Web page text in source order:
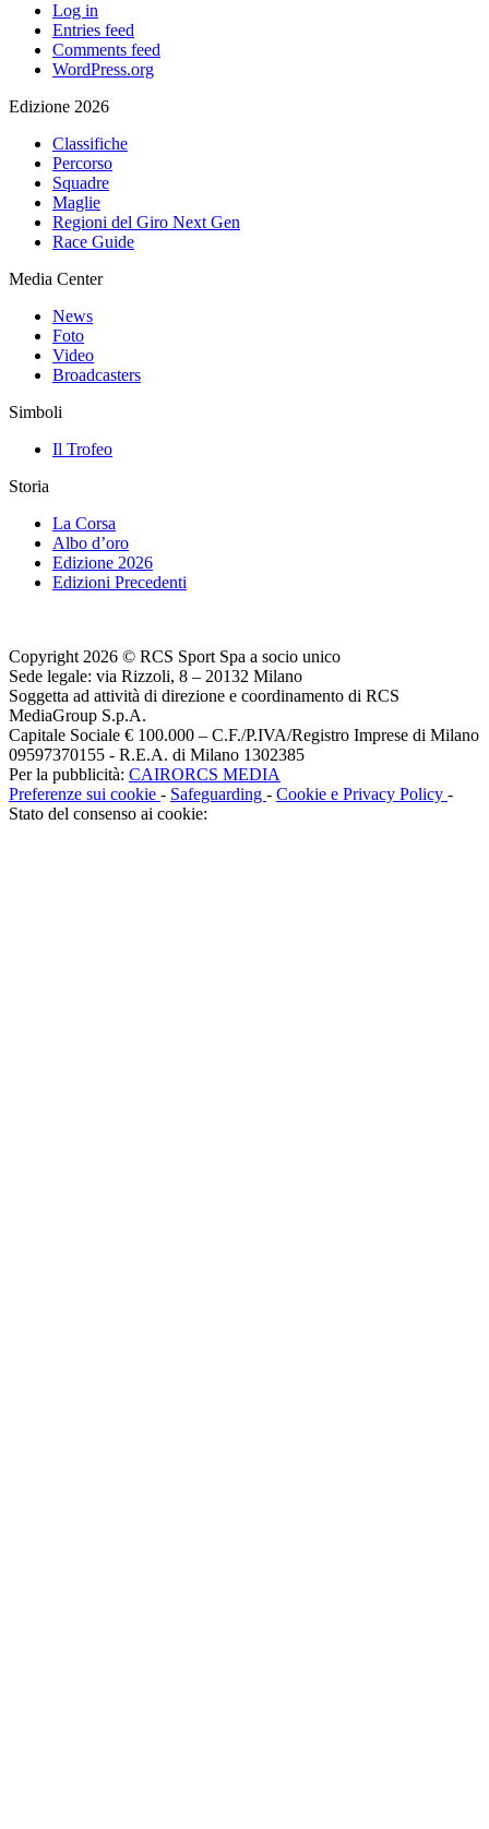
Log in
Entries feed
Comments feed
WordPress.org
Edizione 2026
Classifiche
Percorso
Squadre
Maglie
Regioni del Giro Next Gen
Race Guide
Media Center
News
Foto
Video
Broadcasters
Simboli
Il Trofeo
Storia
La Corsa
Albo d’oro
Edizione 2026
Edizioni Precedenti
Copyright 2026 © RCS Sport Spa a socio unico
Sede legale: via Rizzoli, 8 – 20132 Milano
Soggetta ad attività di direzione e coordinamento di RCS
MediaGroup S.p.A.
Capitale Sociale € 100.000 – C.F./P.IVA/Registro Imprese di Milano
09597370155 - R.E.A. di Milano 1302385
Per la pubblicità: CAIRORCS MEDIA
Preferenze sui cookie - Safeguarding - Cookie e Privacy Policy -
Stato del consenso ai cookie: